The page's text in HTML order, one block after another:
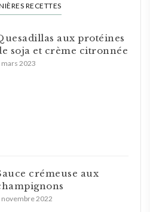
RECETTES
aux protéines
soja et crème citronnée
mars 2023
crémeuse aux
novembre 2022